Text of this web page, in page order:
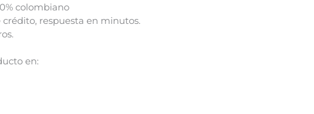
colombiano
crédito, respuesta en minutos.
en: